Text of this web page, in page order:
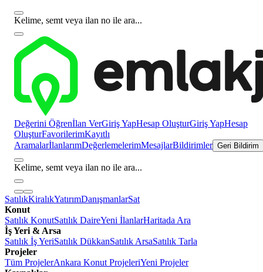
Kelime, semt veya ilan no ile ara...
Değerini Öğrenİlan VerGiriş YapHesap OluşturGiriş YapHesap
OluşturFavorilerimKayıtlı
AramalarİlanlarımDeğerlemelerimMesajlarBildirimler Geri Bildirim
Kelime, semt veya ilan no ile ara...
SatılıkKiralıkYatırımDanışmanlarSat
Konut
Satılık KonutSatılık DaireYeni İlanlarHaritada Ara
İş Yeri & Arsa
Satılık İş YeriSatılık DükkanSatılık ArsaSatılık Tarla
Projeler
Tüm ProjelerAnkara Konut ProjeleriYeni Projeler